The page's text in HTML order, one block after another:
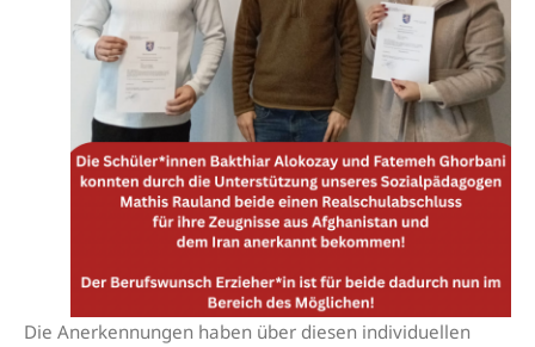
Die Anerkennungen haben über diesen individuellen